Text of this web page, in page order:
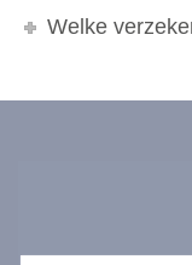
Welke